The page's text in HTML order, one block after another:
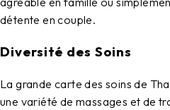
détente en couple.
Diversité des Soins
La grande carte des soins de
une variété de massages et de